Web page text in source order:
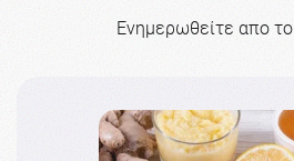
Ενημερωθείτε απο